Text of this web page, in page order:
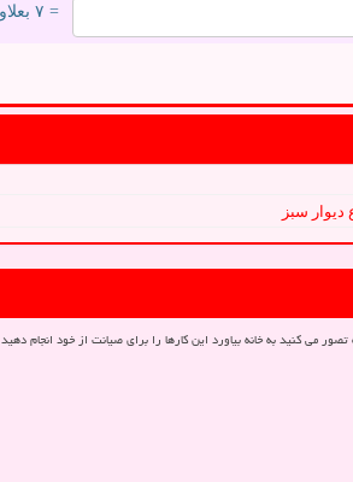
= ۷ بعلاوه ۲
سبز
می کنید به خانه بیاورد این کارها را برای صیانت از خود انجام دهید